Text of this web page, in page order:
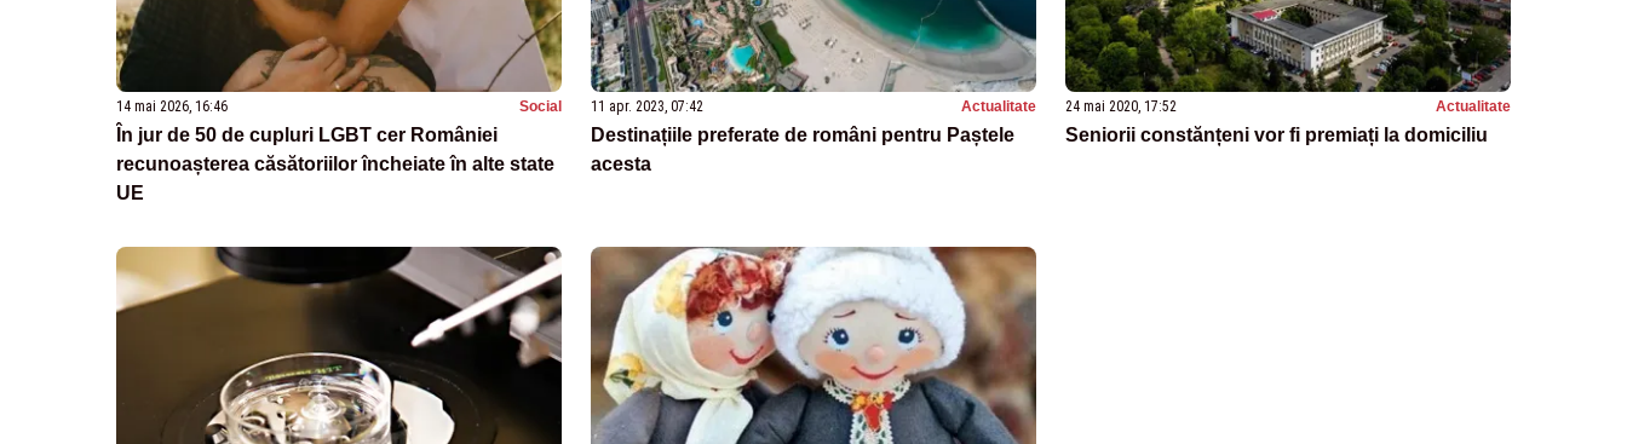
14 mai 2026, 16:46 Social
În jur de 50 de cupluri LGBT cer României
recunoașterea căsătoriilor încheiate în alte state
UE
11 apr. 2023, 07:42 Actualitate
Destinațiile preferate de români pentru Paștele
acesta
24 mai 2020, 17:52 Actualitate
Seniorii constănțeni vor fi premiați la domiciliu